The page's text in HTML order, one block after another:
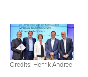
Credits: Henrik Andree